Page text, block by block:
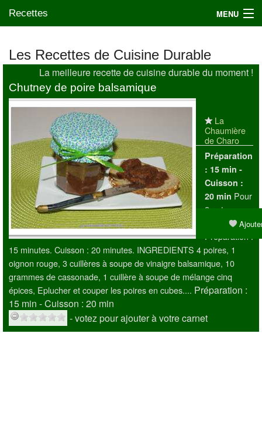
Recettes MENU
Mes blogs préférés
Les Recettes de Cuisine Durable
La meilleure recette de cuisine durable du moment !
Chutney de poire balsamique
La
Chaumière
de Charo
Préparation
: 15 min -
Cuisson :
20 min Pour
2 pots
moyens
Préparation :
15 minutes. Cuisson : 20 minutes. INGREDIENTS 4 poires, 1
oignon rouge, 3 cuillères à soupe de vinaigre balsamique, 10
grammes de cassonade, 1 cuillère à soupe de mélange cinq
épices, Eplucher et couper les poires en cubes.... Préparation :
15 min - Cuisson : 20 min
- votez pour ajouter à votre carnet